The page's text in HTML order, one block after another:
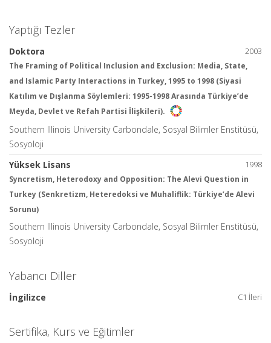
Yaptığı Tezler
2003
Doktora
The Framing of Political Inclusion and Exclusion: Media, State,
and Islamic Party Interactions in Turkey, 1995 to 1998 (Siyasi
Katılım ve Dışlanma Söylemleri: 1995-1998 Arasında Türkiye’de
Meyda, Devlet ve Refah Partisi İlişkileri).
Southern Illinois University Carbondale, Sosyal Bilimler Enstitüsü,
Sosyoloji
1998
Yüksek Lisans
Syncretism, Heterodoxy and Opposition: The Alevi Question in
Turkey (Senkretizm, Heteredoksi ve Muhaliflik: Türkiye’de Alevi
Sorunu)
Southern Illinois University Carbondale, Sosyal Bilimler Enstitüsü,
Sosyoloji
Yabancı Diller
C1 İleri
İngilizce
Sertifika, Kurs ve Eğitimler